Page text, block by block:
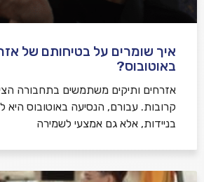
איך שומרים על בטיחותם של
באוטובוס?
אזרחים ותיקים משתמשים בתחבורה
קרובות. עבורם, הנסיעה באוטובוס היא
בניידות, אלא גם אמצעי לשמירה